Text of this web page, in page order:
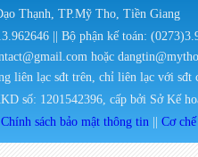
Thạnh, TP.Mỹ Tho, Tiền Giang
|| Bộ phận kế toán:
hoặc
liên lạc sđt trên, chỉ liên lạc với sđt
số: 1201542396, cấp bởi Sở Kế
Chính sách bảo mật thông tin Cơ